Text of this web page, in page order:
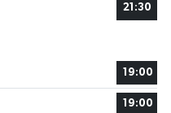
21:30
19:00
19:00